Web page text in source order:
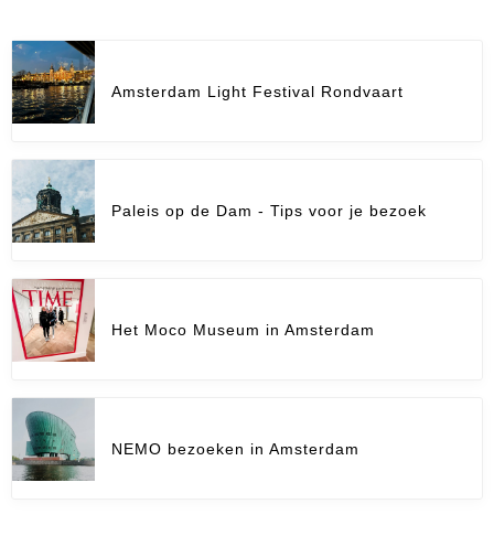
Amsterdam Light Festival Rondvaart
Paleis op de Dam - Tips voor je bezoek
Het Moco Museum in Amsterdam
NEMO bezoeken in Amsterdam